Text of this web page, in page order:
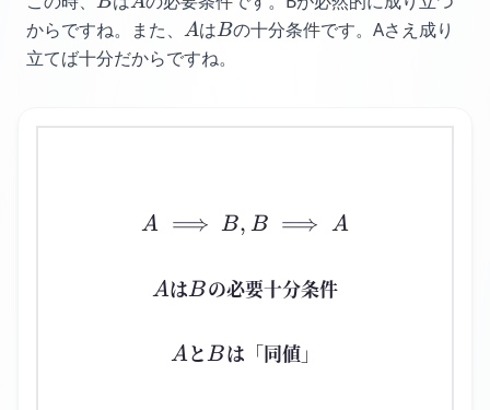
からですね。
また、 A
AはB
Bの十分条件です。 Aさえ成り
立てば十分だからですね。
A \implies B, B
A ⟹ B, B ⟹ A
A
AはB
Bの必要十分条件
A
Aと B
Bは「同値」